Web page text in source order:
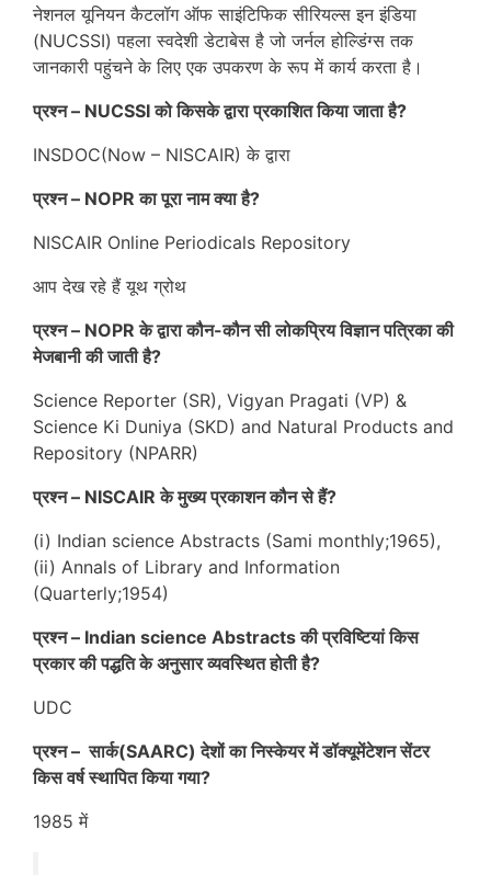
नेशनल यूनियन कैटलॉग ऑफ साइंटिफिक सीरियल्स इन इंडिया
(NUCSSI) पहला स्वदेशी डेटाबेस है जो जर्नल होल्डिंग्स तक
जानकारी पहुंचने के लिए एक उपकरण के रूप में कार्य करता है।
प्रश्न – NUCSSI को किसके द्वारा प्रकाशित किया जाता है?
INSDOC(Now – NISCAIR) के द्वारा
प्रश्न – NOPR का पूरा नाम क्या है?
NISCAIR Online Periodicals Repository
आप देख रहे हैं यूथ ग्रोथ
प्रश्न – NOPR के द्वारा कौन-कौन सी लोकप्रिय विज्ञान पत्रिका की
मेजबानी की जाती है?
Science Reporter (SR), Vigyan Pragati (VP) &
Science Ki Duniya (SKD) and Natural Products and
Repository (NPARR)
प्रश्न – NISCAIR के मुख्य प्रकाशन कौन से हैं?
(i) Indian science Abstracts (Sami monthly;1965),
(ii) Annals of Library and Information
(Quarterly;1954)
प्रश्न – Indian science Abstracts की प्रविष्टियां किस
प्रकार की पद्धति के अनुसार व्यवस्थित होती है?
UDC
प्रश्न – सार्क(SAARC) देशों का निस्केयर में डॉक्यूमेंटेशन सेंटर
किस वर्ष स्थापित किया गया?
1985 में